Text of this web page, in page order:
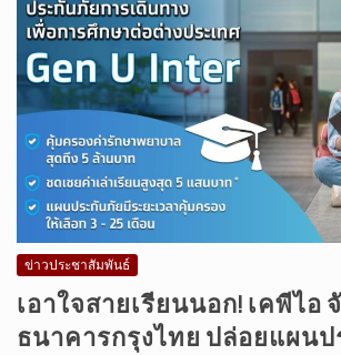
ข่าวประชาสัมพันธ์
เอาใจสายเรียนนอก! เคพีไอ
ธนาคารกรุงไทย ปล่อยแผนประ